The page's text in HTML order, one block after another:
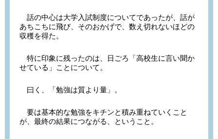
話の中心は大学入試制度についてであったが、話が
あちこちに飛び、そのおかげで、数え切れないほどの
収穫を得た。
特に印象に残ったのは、日ごろ「高校生に言い聞か
せている」ことについて。
曰く、「勉強は質より量」。
要は基本的な勉強をキチンと積み重ねていくこと
が、最終の結果につながる、ということ。